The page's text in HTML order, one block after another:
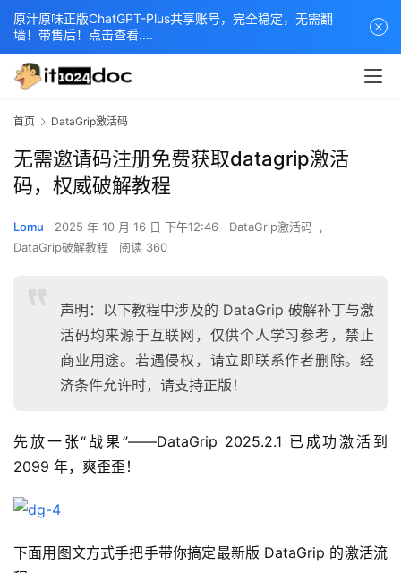
首页 DataGrip激活码
无需邀请码注册免费获取datagrip激活
码，权威破解教程
Lomu 2025 年 10 月 16 日 下午12:46 DataGrip激活码
,
DataGrip破解教程
阅读 360
声明：以下教程中涉及的 DataGrip 破解补丁与激
活码均来源于互联网，仅供个人学习参考，禁止
商业用途。若遇侵权，请立即联系作者删除。经
济条件允许时，请支持正版！
先放一张“战果”——DataGrip 2025.2.1 已成功激活到
2099 年，爽歪歪！
下面用图文方式手把手带你搞定最新版 DataGrip 的激活流
原汁原味正版ChatGPT-Plus共享账号，完全稳定，无需翻
墙！带售后！点击查看....